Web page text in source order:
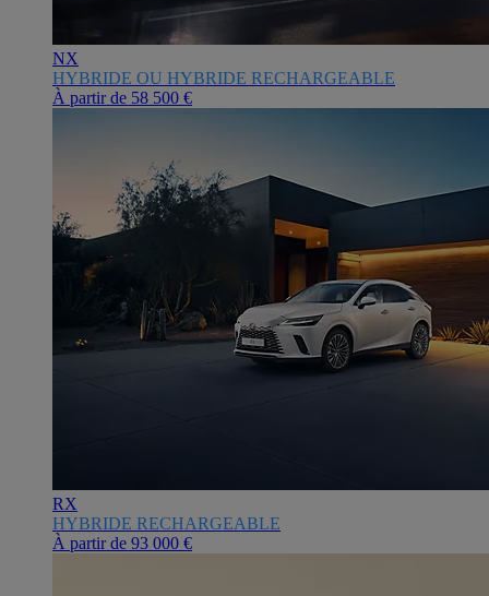
NX
HYBRIDE OU HYBRIDE RECHARGEABLE
À partir de 58 500 €
RX
HYBRIDE RECHARGEABLE
À partir de 93 000 €